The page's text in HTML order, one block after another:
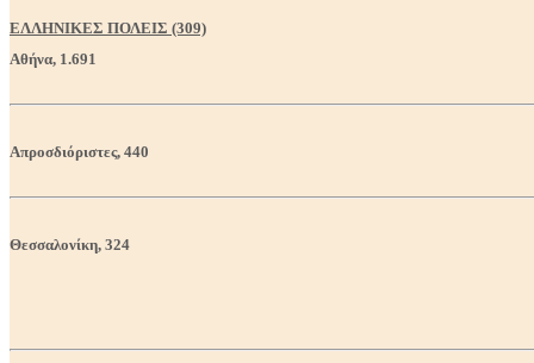
ΕΛΛΗΝΙΚΕΣ ΠΟΛΕΙΣ (309)
Αθήνα, 1.691
Απροσδιόριστες, 440
Θεσσαλονίκη, 324